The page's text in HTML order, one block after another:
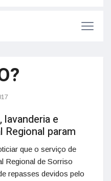
e
param
que o serviço de
Regional de Sorriso
repasses devidos pelo